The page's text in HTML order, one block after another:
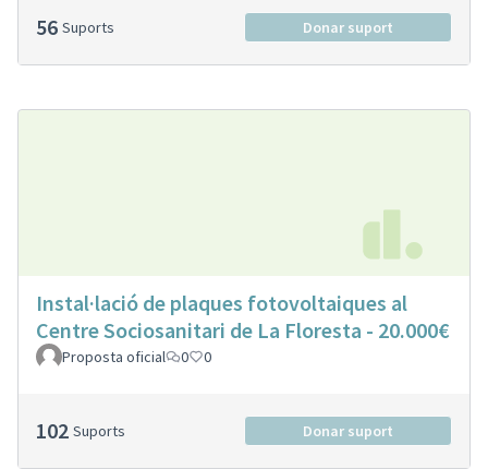
56 Suports Donar suport
Instal·lació de plaques fotovoltaiques al
Centre Sociosanitari de La Floresta - 20.000€
Proposta oficial 0 0
102 Suports Donar suport